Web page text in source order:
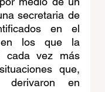
secretaria de
en el
en los que la
cada vez más
que,
derivaron en